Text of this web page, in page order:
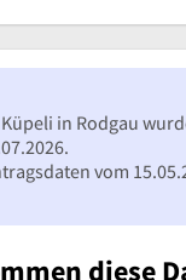
diese
in Rodgau
vom